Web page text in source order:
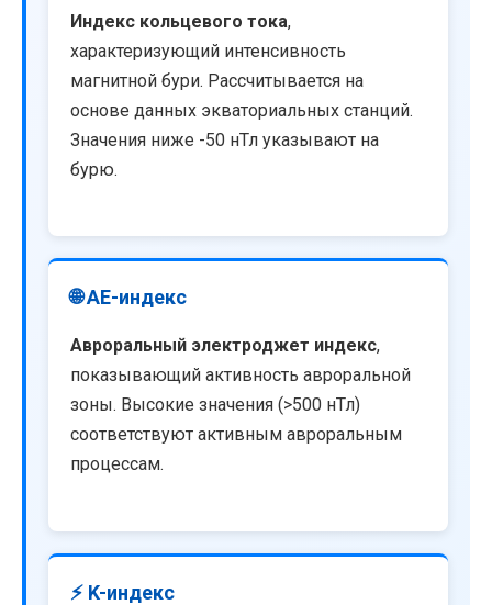
Индекс кольцевого тока,
характеризующий интенсивность
магнитной бури. Рассчитывается на
основе данных экваториальных станций.
Значения ниже -50 нТл указывают на
бурю.
🌐 AE-индекс
Авроральный электроджет индекс,
показывающий активность авроральной
зоны. Высокие значения (>500 нТл)
соответствуют активным авроральным
процессам.
⚡ K-индекс